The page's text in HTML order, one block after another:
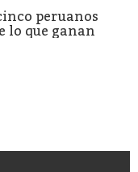
peruanos
lo que ganan